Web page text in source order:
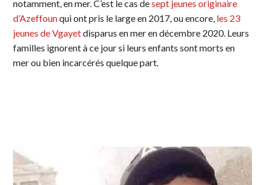
notamment, en mer. C’est le cas desept jeunes originaire
d’Azeffounqui ont pris le large en 2017, ou encore, les 23
jeunes de Vgayetdisparus en mer en décembre 2020. Leurs
familles ignorent à ce jour si leurs enfants sont morts en
mer ou bien incarcérés quelque part.